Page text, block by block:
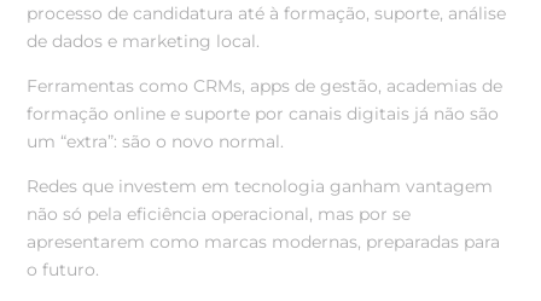
processo de candidatura até à formação, suporte, análise
de dados e marketing local.
Ferramentas como CRMs, apps de gestão, academias de
formação online e suporte por canais digitais já não são
um “extra”: são o novo normal.
Redes que investem em tecnologia ganham vantagem
não só pela eficiência operacional, mas por se
apresentarem como marcas modernas, preparadas para
o futuro.